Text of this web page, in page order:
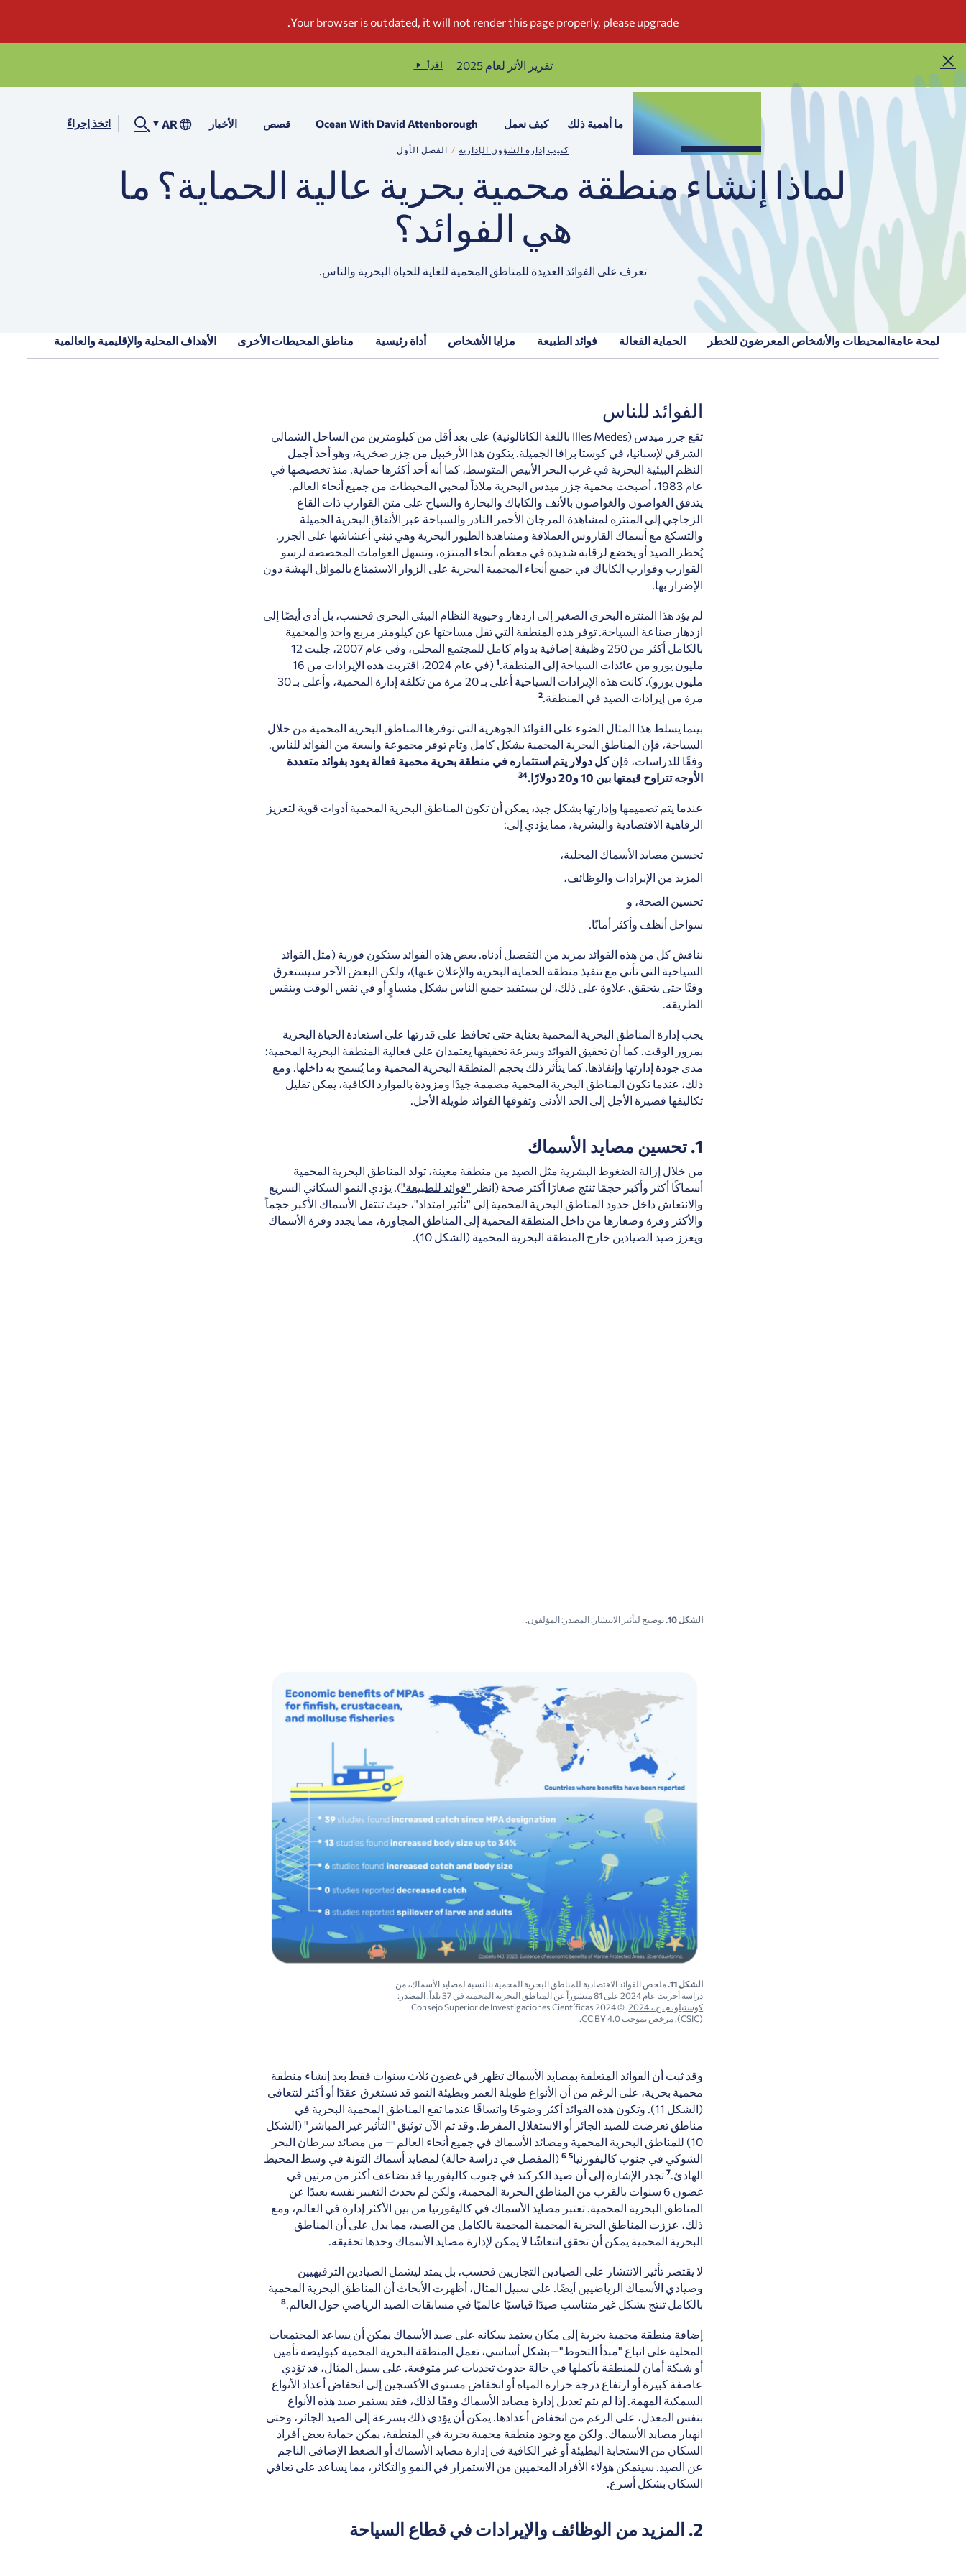
تقرير الأثر لعام 2025 اقرأ
ما أهمية ذلك كيف نعمل Ocean With David Attenborough قصص الأخبار AR اتخذ إجراءً
كتيب إدارة الشؤون الإدارية الفصل الأول
لماذا إنشاء منطقة محمية بحرية عالية الحماية؟ ما
هي الفوائد؟
تعرف على الفوائد العديدة للمناطق المحمية للغاية للحياة البحرية والناس.
لمحة عامةالمحيطات والأشخاص المعرضون للخطر الحماية الفعالة فوائد الطبيعة مزايا الأشخاص أداة رئيسية مناطق المحيطات الأخرى الأهداف المحلية والإقليمية والعالمية
الفوائد للناس
تقع جزر ميدس (Illes Medes باللغة الكاتالونية) على بعد أقل من كيلومترين من الساحل الشمالي
الشرقي لإسبانيا، في كوستا برافا الجميلة. يتكون هذا الأرخبيل من جزر صخرية، وهو أحد أجمل
النظم البيئية البحرية في غرب البحر الأبيض المتوسط، كما أنه أحد أكثرها حماية. منذ تخصيصها في
عام 1983، أصبحت محمية جزر ميدس البحرية ملاذاً لمحبي المحيطات من جميع أنحاء العالم.
يتدفق الغواصون والغواصون بالأنف والكاياك والبحارة والسياح على متن القوارب ذات القاع
الزجاجي إلى المنتزه لمشاهدة المرجان الأحمر النادر والسباحة عبر الأنفاق البحرية الجميلة
والتسكع مع أسماك القاروس العملاقة ومشاهدة الطيور البحرية وهي تبني أعشاشها على الجزر.
يُحظر الصيد أو يخضع لرقابة شديدة في معظم أنحاء المنتزه، وتسهل العوامات المخصصة لرسو
القوارب وقوارب الكاياك في جميع أنحاء المحمية البحرية على الزوار الاستمتاع بالموائل الهشة دون
الإضرار بها.
لم يؤد هذا المنتزه البحري الصغير إلى ازدهار وحيوية النظام البيئي البحري فحسب، بل أدى أيضًا إلى
ازدهار صناعة السياحة. توفر هذه المنطقة التي تقل مساحتها عن كيلومتر مربع واحد والمحمية
بالكامل أكثر من 250 وظيفة إضافية بدوام كامل للمجتمع المحلي، وفي عام 2007، جلبت 12
مليون يورو من عائدات السياحة إلى المنطقة.1
(في عام 2024، اقتربت هذه الإيرادات من 16
مليون يورو). كانت هذه الإيرادات السياحية أعلى بـ 20 مرة من تكلفة إدارة المحمية، وأعلى بـ 30
مرة من إيرادات الصيد في المنطقة.2
بينما يسلط هذا المثال الضوء على الفوائد الجوهرية التي توفرها المناطق البحرية المحمية من خلال
السياحة، فإن المناطق البحرية المحمية بشكل كامل وتام توفر مجموعة واسعة من الفوائد للناس.
وفقًا للدراسات، فإنكل دولار يتم استثماره في منطقة بحرية محمية فعالة يعود بفوائد متعددة
الأوجه تتراوح قيمتها بين 10 و20 دولارًا.
34
عندما يتم تصميمها وإدارتها بشكل جيد، يمكن أن تكون المناطق البحرية المحمية أدوات قوية لتعزيز
الرفاهية الاقتصادية والبشرية، مما يؤدي إلى:
تحسين مصايد الأسماك المحلية،
المزيد من الإيرادات والوظائف،
تحسين الصحة، و
سواحل أنظف وأكثر أمانًا.
نناقش كل من هذه الفوائد بمزيد من التفصيل أدناه. بعض هذه الفوائد ستكون فورية (مثل الفوائد
السياحية التي تأتي مع تنفيذ منطقة الحماية البحرية والإعلان عنها)، ولكن البعض الآخر سيستغرق
وقتًا حتى يتحقق. علاوة على ذلك، لن يستفيد جميع الناس بشكل متساوٍ أو في نفس الوقت وبنفس
الطريقة.
يجب إدارة المناطق البحرية المحمية بعناية حتى تحافظ على قدرتها على استعادة الحياة البحرية
بمرور الوقت. كما أن تحقيق الفوائد وسرعة تحقيقها يعتمدان على فعالية المنطقة البحرية المحمية:
مدى جودة إدارتها وإنفاذها. كما يتأثر ذلك بحجم المنطقة البحرية المحمية وما يُسمح به داخلها. ومع
ذلك، عندما تكون المناطق البحرية المحمية مصممة جيدًا ومزودة بالموارد الكافية، يمكن تقليل
تكاليفها قصيرة الأجل إلى الحد الأدنى وتفوقها الفوائد طويلة الأجل.
1. تحسين مصايد الأسماك
من خلال إزالة الضغوط البشرية مثل الصيد من منطقة معينة، تولد المناطق البحرية المحمية
أسماكًا أكثر وأكبر حجمًا تنتج صغارًا أكثر صحة (انظر "فوائد للطبيعة"). يؤدي النمو السكاني السريع
والانتعاش داخل حدود المناطق البحرية المحمية إلى "تأثير امتداد"، حيث تنتقل الأسماك الأكبر حجماً
والأكثر وفرة وصغارها من داخل المنطقة المحمية إلى المناطق المجاورة، مما يجدد وفرة الأسماك
ويعزز صيد الصيادين خارج المنطقة البحرية المحمية (الشكل 10).
الشكل 10. توضيح لتأثير الانتشار. المصدر: المؤلفون.
الشكل 11.
ملخص الفوائد الاقتصادية للمناطق البحرية المحمية بالنسبة لمصايد الأسماك، من
دراسة أجريت عام 2024 على
81منشوراًعن المناطق البحرية المحمية في 37 بلداً. المصدر:
كوستيلو، م. ج.، 2024
. © 2024 Consejo Superior de Investigaciones Científicas
(CSIC). مرخص بموجب
CC BY 4.0
.
وقد ثبت أن الفوائد المتعلقة بمصايد الأسماك تظهر في غضون ثلاث سنوات فقط بعد إنشاء منطقة
محمية بحرية، على الرغم من أن الأنواع طويلة العمر وبطيئة النمو قد تستغرق عقدًا أو أكثر لتتعافى
(الشكل 11). وتكون هذه الفوائد أكثر وضوحًا واتساقًا عندما تقع المناطق المحمية البحرية في
مناطق تعرضت للصيد الجائر أو الاستغلال المفرط. وقد تم الآن توثيق "التأثير غير المباشر" (الشكل
10) للمناطق البحرية المحمية ومصائد الأسماك في جميع أنحاء العالم — من مصائد سرطان البحر
الشوكي في جنوب كاليفورنيا5
6
(المفصل في دراسة حالة) لمصايد أسماك التونة في وسط المحيط
الهادئ. 7 تجدر الإشارة إلى أن صيد الكركند في جنوب كاليفورنيا قد تضاعف أكثر من مرتين في
غضون 6 سنوات بالقرب من المناطق البحرية المحمية، ولكن لم يحدث التغيير نفسه بعيدًا عن
المناطق البحرية المحمية. تعتبر مصايد الأسماك في كاليفورنيا من بين الأكثر إدارة في العالم، ومع
ذلك، عززت المناطق البحرية المحمية المحمية بالكامل من الصيد، مما يدل على أن المناطق
البحرية المحمية يمكن أن تحقق انتعاشًا لا يمكن لإدارة مصايد الأسماك وحدها تحقيقه.
لا يقتصر تأثير الانتشار على الصيادين التجاريين فحسب، بل يمتد ليشمل الصيادين الترفيهيين
وصيادي الأسماك الرياضيين أيضًا. على سبيل المثال، أظهرت الأبحاث أن المناطق البحرية المحمية
بالكامل تنتج بشكل غير متناسب صيدًا قياسيًا عالميًا في مسابقات الصيد الرياضي حول العالم. 8
إضافة منطقة محمية بحرية إلى مكان يعتمد سكانه على صيد الأسماك يمكن أن يساعد المجتمعات
المحلية على اتباع "مبدأ التحوط"—بشكل أساسي، تعمل المنطقة البحرية المحمية كبوليصة تأمين
أو شبكة أمان للمنطقة بأكملها في حالة حدوث تحديات غير متوقعة. على سبيل المثال، قد تؤدي
عاصفة كبيرة أو ارتفاع درجة حرارة المياه أو انخفاض مستوى الأكسجين إلى انخفاض أعداد الأنواع
السمكية المهمة. إذا لم يتم تعديل إدارة مصايد الأسماك وفقًا لذلك، فقد يستمر صيد هذه الأنواع
بنفس المعدل، على الرغم من انخفاض أعدادها. يمكن أن يؤدي ذلك بسرعة إلى الصيد الجائر، وحتى
انهيار مصايد الأسماك. ولكن مع وجود منطقة محمية بحرية في المنطقة، يمكن حماية بعض أفراد
السكان من الاستجابة البطيئة أو غير الكافية في إدارة مصايد الأسماك أو الضغط الإضافي الناجم
عن الصيد. سيتمكن هؤلاء الأفراد المحميين من الاستمرار في النمو والتكاثر، مما يساعد على تعافي
السكان بشكل أسرع.
2. المزيد من الوظائف والإيرادات في قطاع السياحة